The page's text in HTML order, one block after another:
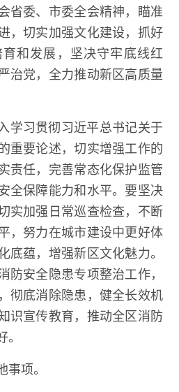
省委、市委全会精神，瞄准
，切实加强文化建设，抓好
和发展，坚决守牢底线红
治党，全力推动新区高质量
学习贯彻习近平总书记关于
重要论述，切实增强工作的
责任，完善常态化保护监管
全保障能力和水平。要坚决
实加强日常巡查检查，不断
，努力在城市建设中更好体
底蕴，增强新区文化魅力。
防安全隐患专项整治工作，
彻底消除隐患，健全长效机
识宣传教育，推动全区消防
项。